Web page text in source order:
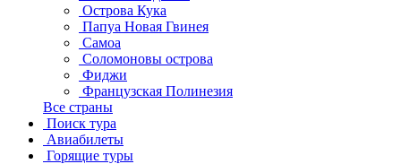
Острова Кука
Папуа Новая Гвинея
Самоа
Соломоновы острова
Фиджи
Французская Полинезия
Все страны
Поиск тура
Авиабилеты
Горящие туры